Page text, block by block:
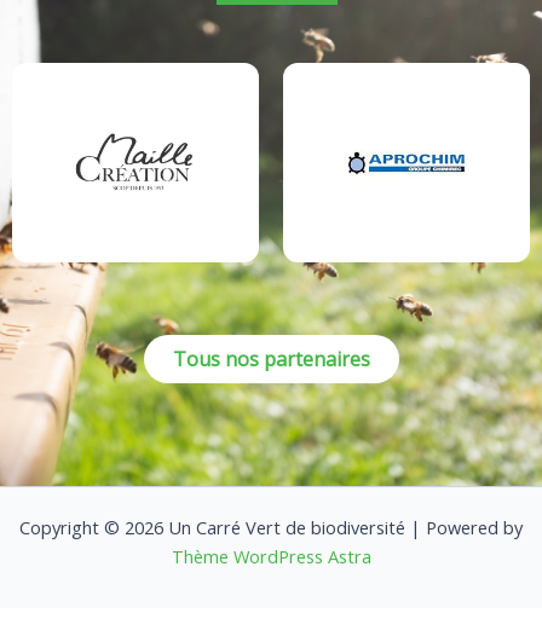
Tous nos partenaires
Copyright © 2026 Un Carré Vert de biodiversité | Powered by
Thème WordPress Astra